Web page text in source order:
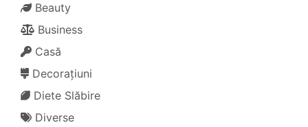
Beauty
Business
Casă
Decorațiuni
Diete Slăbire
Diverse